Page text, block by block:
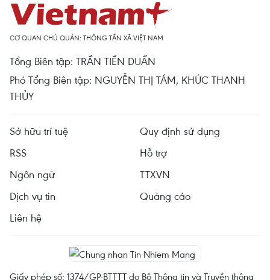
CƠ QUAN CHỦ QUẢN: THÔNG TẤN XÃ VIỆT NAM
Tổng Biên tập: TRẦN TIẾN DUẨN
Phó Tổng Biên tập: NGUYỄN THỊ TÁM, KHÚC THANH
THỦY
Sở hữu trí tuệ
Quy định sử dụng
RSS
Hỗ trợ
Ngôn ngữ
TTXVN
Dịch vụ tin
Quảng cáo
Liên hệ
Giấy phép số: 1374/GP-BTTTT do Bộ Thông tin và Truyền thông